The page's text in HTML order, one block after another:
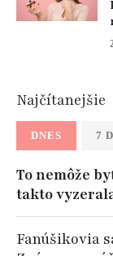
Najčítanejšie
DNES 7
To nemôže
takto
Fanúšikovia